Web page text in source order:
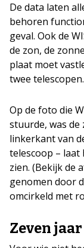
De data laten
behoren
geval. Ook de
de zon, de
plaat moet
twee telescopen.
Op de foto die
stuurde, was de
linkerkant van
telescoop – laat
zien. (Bekijk de
genomen door
omcirkeld met
Zeven jaar